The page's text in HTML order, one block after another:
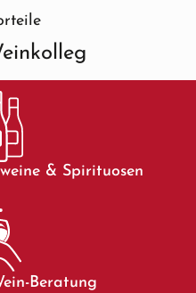
& Spirituosen
Beratung